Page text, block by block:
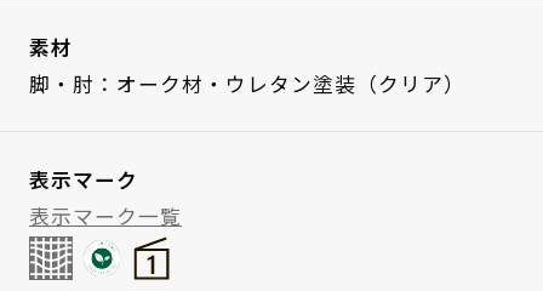
素材
脚・肘：オーク材・ウレタン塗装（クリア）
表示マーク
表示マーク一覧